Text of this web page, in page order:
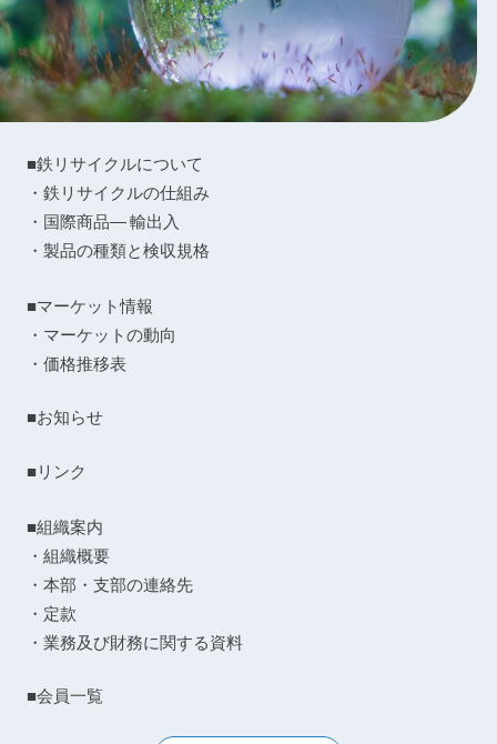
■鉄リサイクルについて
・鉄リサイクルの仕組み
・国際商品― 輸出入
・製品の種類と検収規格
■マーケット情報
・マーケットの動向
・価格推移表
■お知らせ
■リンク
■組織案内
・組織概要
・本部・支部の連絡先
・定款
・業務及び財務に関する資料
■会員一覧